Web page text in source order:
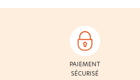
PAIEMENT
SÉCURISÉ